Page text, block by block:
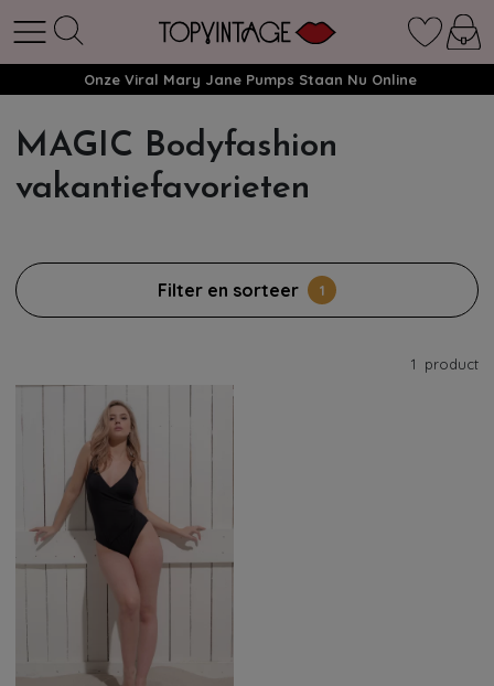
Onze Viral Mary Jane Pumps Staan Nu Online
MAGIC Bodyfashion
vakantiefavorieten
Filter en sorteer 1
1 product